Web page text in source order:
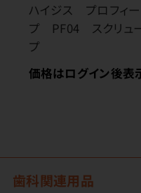
ハイジス プロフィー
プ PF04 スクリュ
プ
価格はログイン後表
歯科関連用品